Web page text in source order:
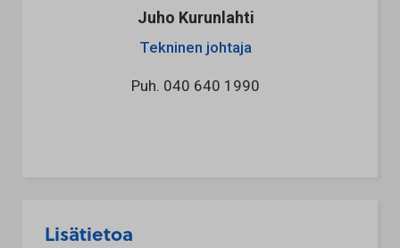
Juho Kurunlahti
Tekninen johtaja
Puh. 040 640 1990
Lisätietoa